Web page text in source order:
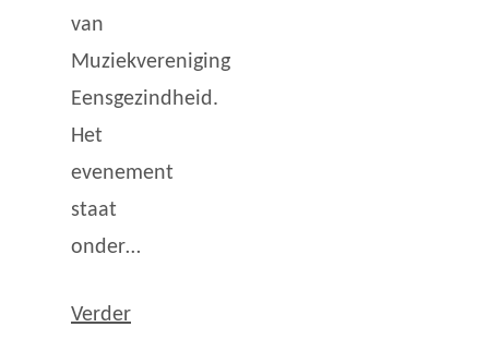
van
Muziekvereniging
Eensgezindheid.
Het
evenement
staat
onder…
Verder